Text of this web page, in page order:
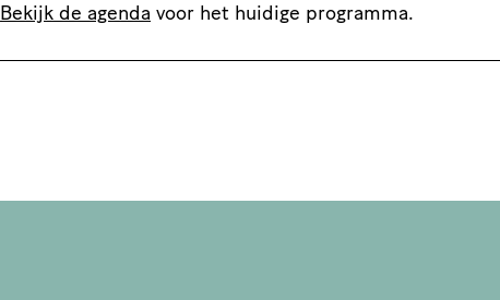
Bekijk de agenda voor het huidige programma.